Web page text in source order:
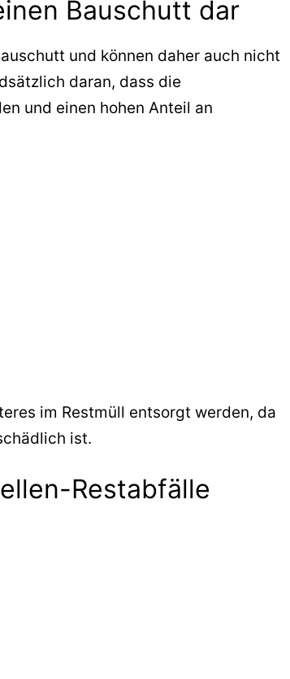
Bauschutt dar
und können daher auch nicht
daran, dass die
und einen hohen Anteil an
im Restmüll entsorgt werden, da
ist.
Restabfälle